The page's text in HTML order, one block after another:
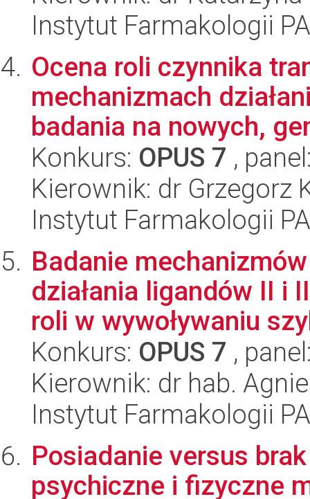
Instytut Farmakologii
Ocena roli czynnika
mechanizmach
badania na nowych,
Konkurs: OPUS 7 ,
Kierownik: dr Grzegorz
Instytut Farmakologii
Badanie
działania ligandów II i
roli w wywoływaniu
Konkurs: OPUS 7 ,
Kierownik: dr hab.
Instytut Farmakologii
Posiadanie versus
psychiczne i fizyczne